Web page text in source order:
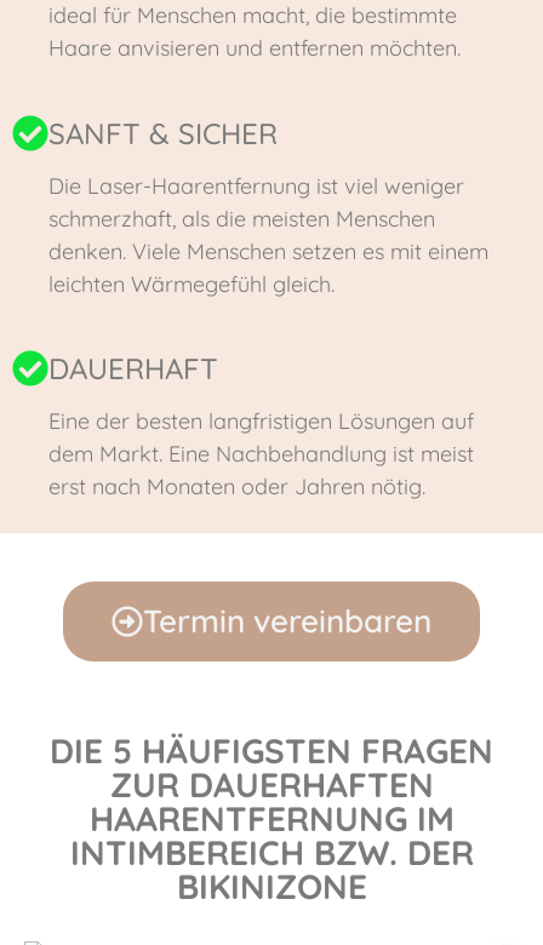
ideal für Menschen macht, die bestimmte
Haare anvisieren und entfernen möchten.
SANFT & SICHER
Die Laser-Haarentfernung ist viel weniger
schmerzhaft, als die meisten Menschen
denken. Viele Menschen setzen es mit einem
leichten Wärmegefühl gleich.
DAUERHAFT
Eine der besten langfristigen Lösungen auf
dem Markt. Eine Nachbehandlung ist meist
erst nach Monaten oder Jahren nötig.
Termin vereinbaren
DIE 5 HÄUFIGSTEN FRAGEN
ZUR DAUERHAFTEN
HAARENTFERNUNG IM
INTIMBEREICH BZW. DER
BIKINIZONE